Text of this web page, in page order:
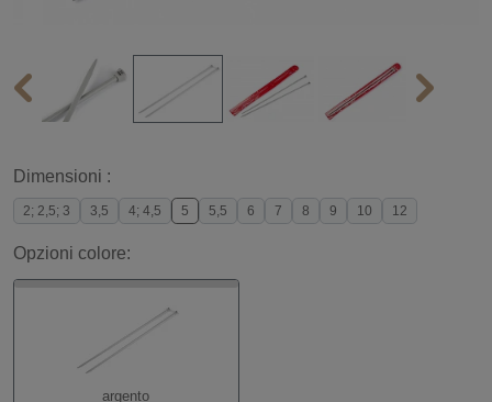
Dimensioni :
2; 2,5; 3 3,5 4; 4,5 5 5,5 6 7 8 9 10 12
Opzioni colore:
argento